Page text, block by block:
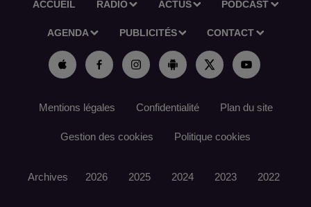
ACCUEIL RADIO ACTUS PODCAST
AGENDA PUBLICITÉS CONTACT
Mentions légales Confidentialité Plan du site
Gestion des cookies Politique cookies
Archives 2026 2025 2024 2023 2022